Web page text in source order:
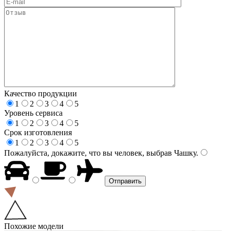
Качество продукции
1
2 3 4
5
Уровень сервиса
1
2 3 4
5
Срок изготовления
1
2 3 4
5
Пожалуйста, докажите, что вы человек, выбрав Чашку.
Похожие модели